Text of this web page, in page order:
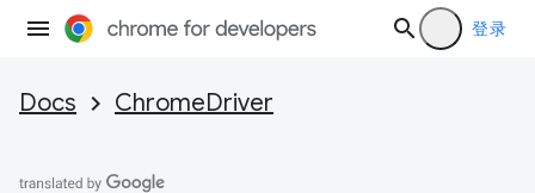
登录
Docs ChromeDriver